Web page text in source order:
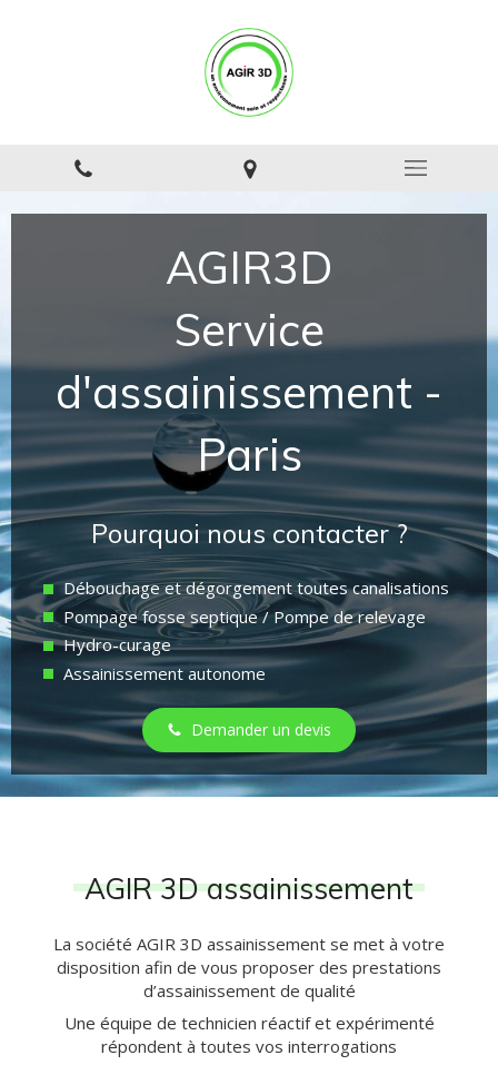
AGIR3D
Service
d'assainissement -
Paris
Pourquoi nous contacter ?
Débouchage et dégorgement toutes canalisations
Pompage fosse septique / Pompe de relevage
Hydro-curage
Assainissement autonome
Demander un devis
AGIR 3D assainissement
La société AGIR 3D assainissement se met à votre
disposition afin de vous proposer des prestations
d’assainissement de qualité
Une équipe de technicien réactif et expérimenté
répondent à toutes vos interrogations